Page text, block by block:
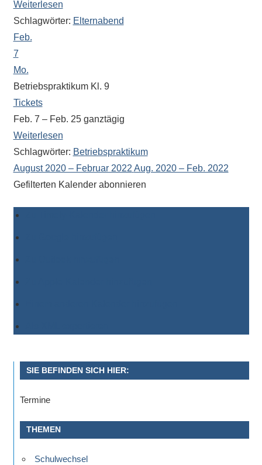
Weiterlesen
Schlagwörter: Elternabend
Feb.
7
Mo.
Betriebspraktikum Kl. 9
Tickets
Feb. 7 – Feb. 25 ganztägig
Weiterlesen
Schlagwörter: Betriebspraktikum
August 2020 – Februar 2022 Aug. 2020 – Feb. 2022
Gefilterten Kalender abonnieren
SIE BEFINDEN SICH HIER:
Termine
THEMEN
Schulwechsel